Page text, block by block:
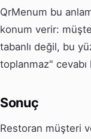
QrMenum bu
konum verir:
tabanlı değil, bu
toplanmaz" cevabı
Sonuç
Restoran müşteri